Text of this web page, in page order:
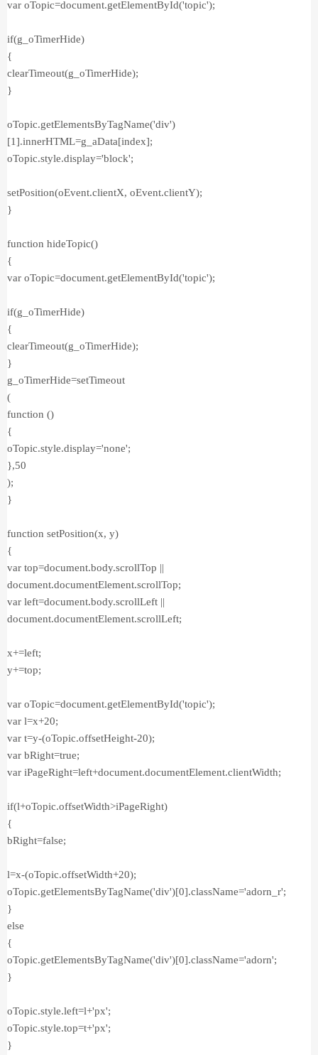
var oTopic=document.getElementById('topic');
if(g_oTimerHide)
{
clearTimeout(g_oTimerHide);
}
oTopic.getElementsByTagName('div')
[1].innerHTML=g_aData[index];
oTopic.style.display='block';
setPosition(oEvent.clientX, oEvent.clientY);
}
function hideTopic()
{
var oTopic=document.getElementById('topic');
if(g_oTimerHide)
{
clearTimeout(g_oTimerHide);
}
g_oTimerHide=setTimeout
(
function ()
{
oTopic.style.display='none';
},50
);
}
function setPosition(x, y)
{
var top=document.body.scrollTop ||
document.documentElement.scrollTop;
var left=document.body.scrollLeft ||
document.documentElement.scrollLeft;
x+=left;
y+=top;
var oTopic=document.getElementById('topic');
var l=x+20;
var t=y-(oTopic.offsetHeight-20);
var bRight=true;
var iPageRight=left+document.documentElement.clientWidth;
if(l+oTopic.offsetWidth>iPageRight)
{
bRight=false;
l=x-(oTopic.offsetWidth+20);
oTopic.getElementsByTagName('div')[0].className='adorn_r';
}
else
{
oTopic.getElementsByTagName('div')[0].className='adorn';
}
oTopic.style.left=l+'px';
oTopic.style.top=t+'px';
}